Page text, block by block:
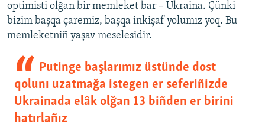
optimisti olğan bir memleket bar – Ukraina. Çünki
bizim başqa çaremiz, başqa inkişaf yolumız yoq. Bu
memleketniñ yaşav meselesidir.
Putinge başlarımız üstünde dost
qolunı uzatmağa istegen er seferiñizde
Ukrainada elâk olğan 13 biñden er birini
hatırlañız